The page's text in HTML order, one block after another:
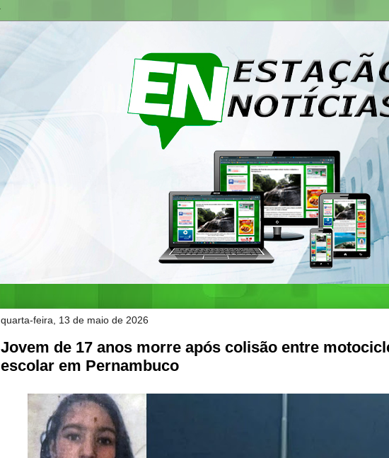
quarta-feira, 13 de maio de 2026
Jovem de 17 anos morre após colisão entre
escolar em Pernambuco